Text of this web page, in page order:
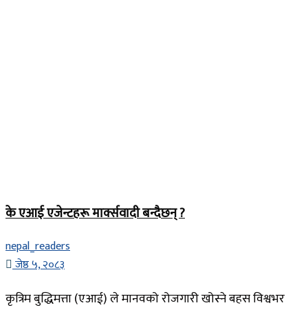
के एआई एजेन्टहरू मार्क्सवादी बन्दैछन् ?
nepal_readers
जेष्ठ ५, २०८३
कृत्रिम बुद्धिमत्ता (एआई) ले मानवको रोजगारी खोस्ने बहस विश्वभर